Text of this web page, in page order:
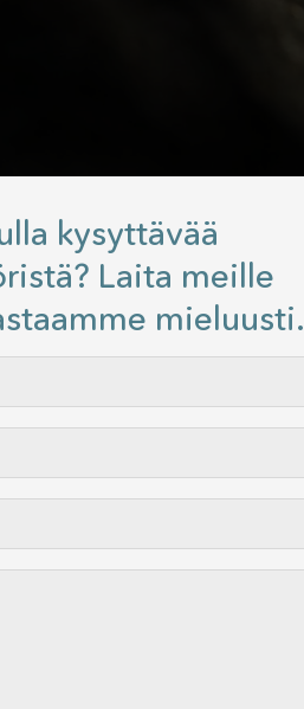
kysyttävää
Laita meille
mieluusti.